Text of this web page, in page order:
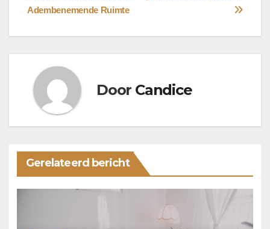
navigatie
Adembenemende Ruimte
Door Candice
Gerelateerd bericht